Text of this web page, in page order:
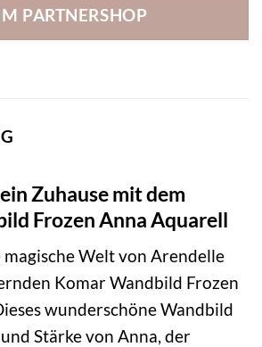
PARTNERSHOP
Zuhause mit dem
Frozen Anna Aquarell
magische Welt von Arendelle
Komar Wandbild Frozen
wunderschöne Wandbild
Stärke von Anna, der